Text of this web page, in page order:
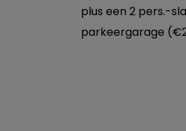
plus een 2 pers.-
parkeergarage